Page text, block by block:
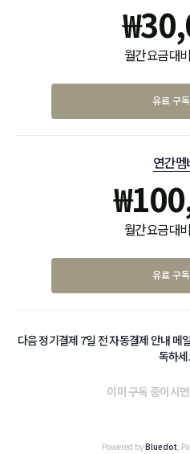
₩
월간 요금 대
유료 구
연간
₩
월간 요금 대
유료 구
다음 정기결제 7일 전 자동결제 안내 메
독하
이미 구독 중이시면
Powered byBluedot,